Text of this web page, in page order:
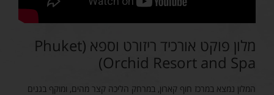
מלון פוקט אורכיד ריזורט וספא (Phuket
Orchid Resort and Spa)
המלון נמצא במרכז חוף קארון, במרחק הליכה קצר מהים, ומוקף בגנים